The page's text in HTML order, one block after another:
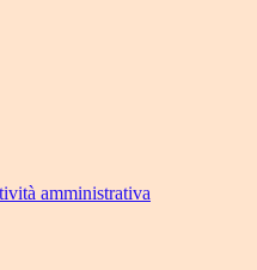
amministrativa